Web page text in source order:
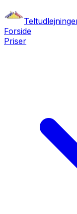
Forside
Priser